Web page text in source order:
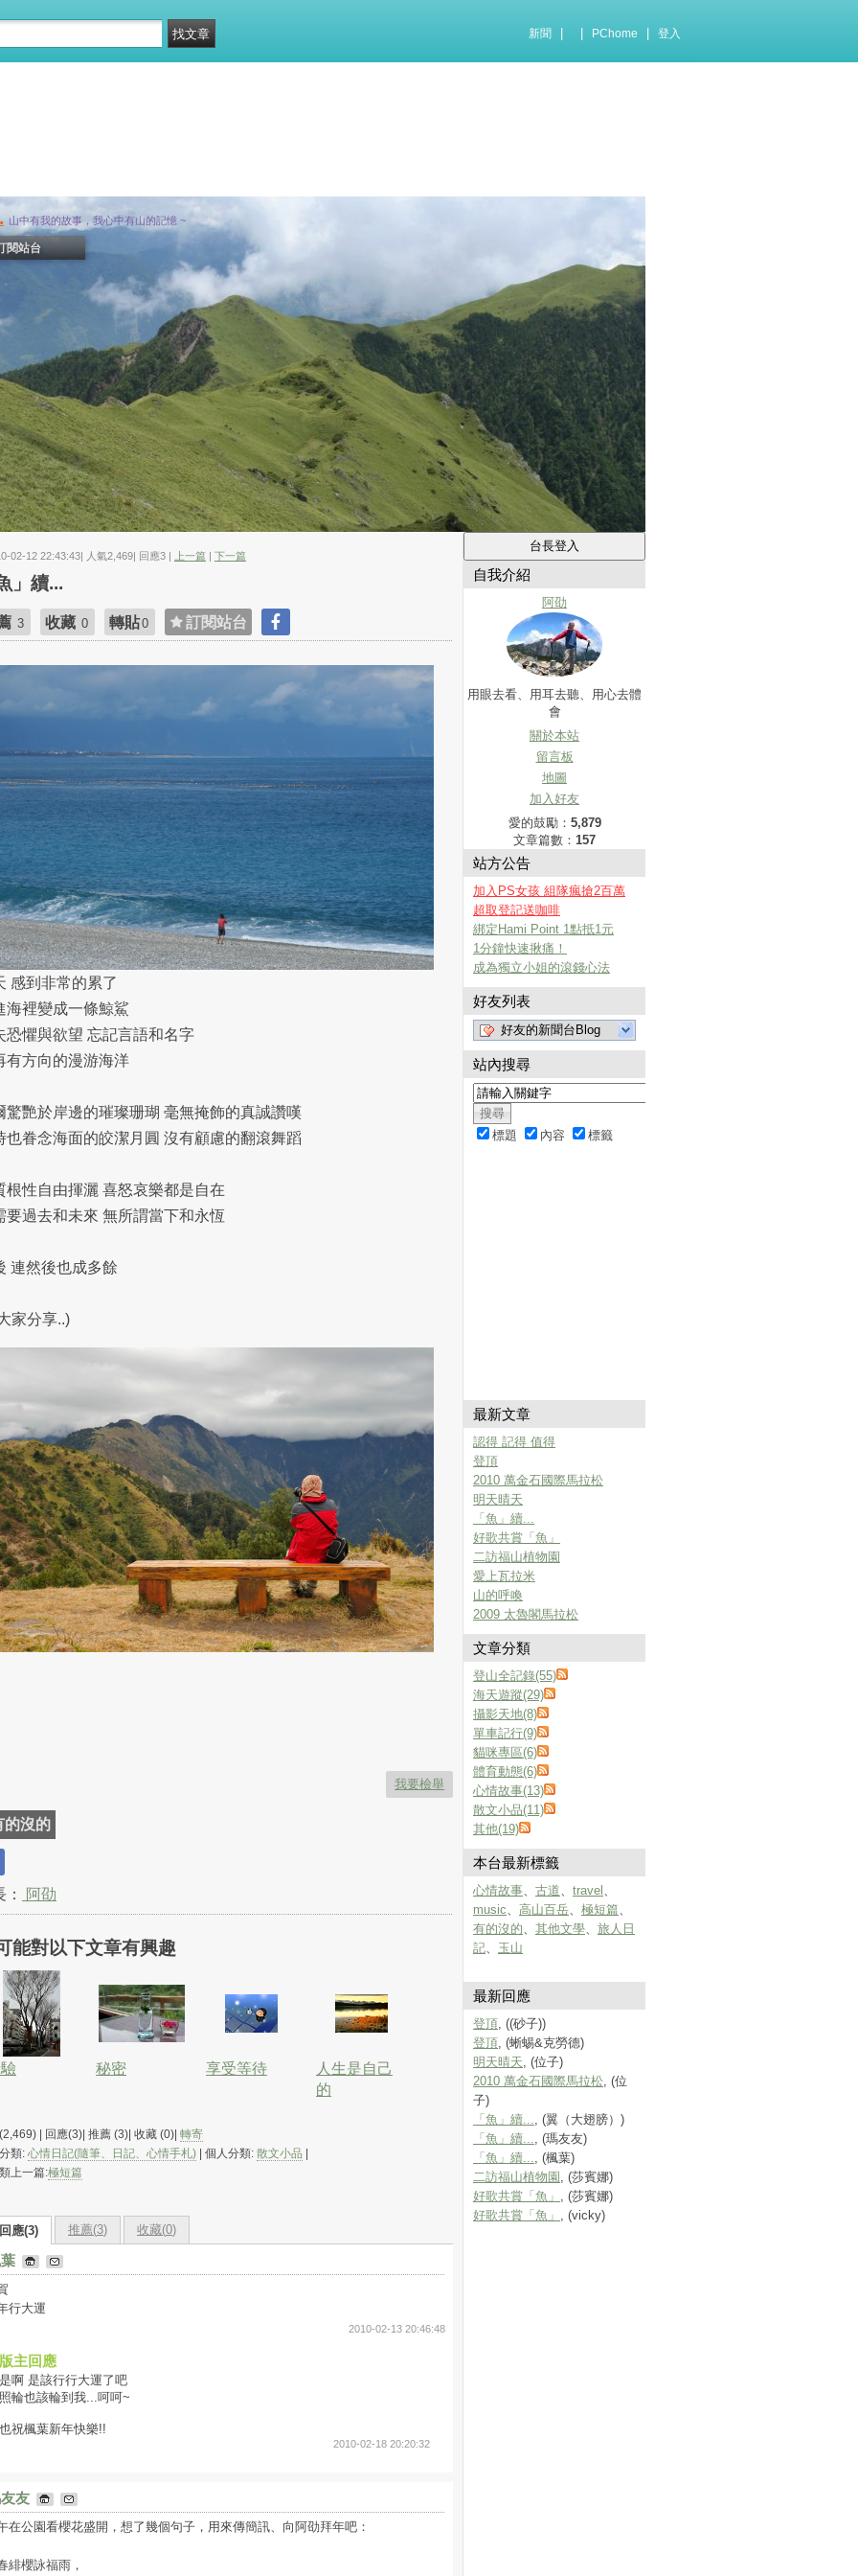
新聞 PChome 登入
山中有我的故事，我心中有山的記憶 ~
閱站台
02-12 22:43:43| 人氣2,469| 回應3 | 上一篇 | 下一篇
」續...
3 收藏 0 轉貼0 訂閱站台
感到非常的累了
海裡變成一條鯨鯊
恐懼與欲望 忘記言語和名字
有方向的漫游海洋
驚艷於岸邊的璀璨珊瑚 毫無掩飾的真誠讚嘆
也眷念海面的皎潔月圓 沒有顧慮的翻滾舞蹈
根性自由揮灑 喜怒哀樂都是自在
要過去和未來 無所謂當下和永恆
連然後也成多餘
家分享..)
我要檢舉
的沒的
阿劭
能對以下文章有興趣
秘密 享受等待
人生是自己
的
| 回應(3)| 推薦 (3)| 收藏 (0)| 轉寄
類: 心情日記(隨筆、日記、心情手札) | 個人分類: 散文小品
上一篇:極短篇
回應(3) 推薦(3) 收藏(0)
行大運
2010-02-13 20:46:48
版主回應
是啊 是該行行大運了吧
照輪也該輪到我...呵呵~
也祝楓葉新年快樂!!
2010-02-18 20:20:32
友
在公園看櫻花盛開，想了幾個句子，用來傳簡訊、向阿劭拜年吧：
緋櫻詠福雨，
自我介紹
阿劭
用眼去看、用耳去聽、用心去體
會
關於本站
留言板
地圖
加入好友
愛的鼓勵： 5,879
文章篇數： 157
站方公告
加入PS女孩 組隊瘋搶2百萬
超取登記送咖啡
綁定Hami Point 1點抵1元
1分鐘快速揪痛！
成為獨立小姐的滾錢心法
好友列表
好友的新聞台Blog
站內搜尋
標題 內容 標籤
最新文章
認得 記得 值得
登頂
2010 萬金石國際馬拉松
明天晴天
「魚」續...
好歌共賞「魚」
二訪福山植物園
愛上瓦拉米
山的呼喚
2009 太魯閣馬拉松
文章分類
登山全記錄(55)
海天遊蹤(29)
攝影天地(8)
單車記行(9)
貓咪專區(6)
體育動態(6)
心情故事(13)
散文小品(11)
其他(19)
本台最新標籤
心情故事、 古道、 travel 、
music、 高山百岳、 極短篇、
有的沒的、 其他文學、 旅人日
記、 玉山
最新回應
登頂, ((砂子))
登頂, (蜥蜴&克勞德)
明天晴天, (位子)
2010 萬金石國際馬拉松, (位
子)
「魚」續..., (翼（大翅膀）)
「魚」續..., (瑪友友)
「魚」續..., (楓葉)
二訪福山植物園 , (莎賓娜)
好歌共賞「魚」 , (莎賓娜)
好歌共賞「魚」 , (vicky)